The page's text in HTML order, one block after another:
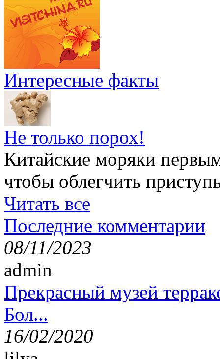
Интересные факты
Не только порох!
Китайские моряки
чтобы облегчить
Читать все
Последние комментарии
08/11/2023
admin
Прекрасный музей
Бол...
16/02/2020